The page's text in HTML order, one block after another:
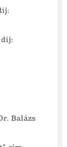
díj:
Balázs